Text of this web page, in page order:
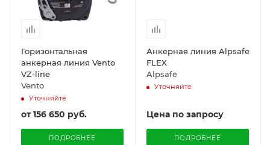
Горизонтальная
анкерная линия Vento
VZ-line
Vento
Уточняйте
от156 650 руб.
ПОДРОБНЕЕ
Анкерная линия Alpsafe
FLEX
Alpsafe
Уточняйте
Цена по запросу
ПОДРОБНЕЕ